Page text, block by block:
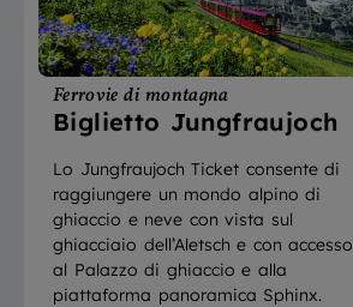
Ferrovie di montagna
Biglietto Jungfraujoch
Lo Jungfraujoch Ticket consente di
raggiungere un mondo alpino di
ghiaccio e neve con vista sul
ghiacciaio dell’Aletsch e con accesso
al Palazzo di ghiaccio e alla
piattaforma panoramica Sphinx.